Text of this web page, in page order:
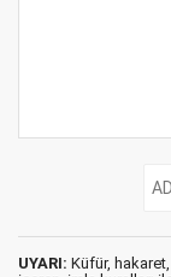
UYARI: Küfür,